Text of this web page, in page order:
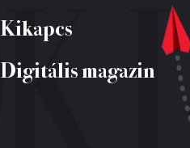
Kikapcs
Digitális magazin